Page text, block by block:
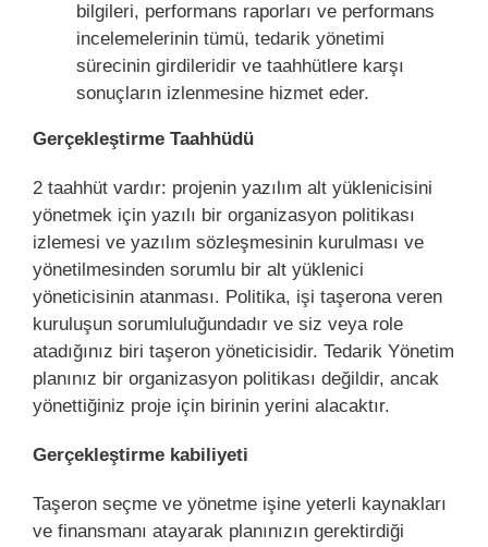
bilgileri, performans raporları ve performans
incelemelerinin tümü, tedarik yönetimi
sürecinin girdileridir ve taahhütlere karşı
sonuçların izlenmesine hizmet eder.
Gerçekleştirme Taahhüdü
2 taahhüt vardır: projenin yazılım alt yüklenicisini
yönetmek için yazılı bir organizasyon politikası
izlemesi ve yazılım sözleşmesinin kurulması ve
yönetilmesinden sorumlu bir alt yüklenici
yöneticisinin atanması. Politika, işi taşerona veren
kuruluşun sorumluluğundadır ve siz veya role
atadığınız biri taşeron yöneticisidir. Tedarik Yönetim
planınız bir organizasyon politikası değildir, ancak
yönettiğiniz proje için birinin yerini alacaktır.
Gerçekleştirme kabiliyeti
Taşeron seçme ve yönetme işine yeterli kaynakları
ve finansmanı atayarak planınızın gerektirdiği